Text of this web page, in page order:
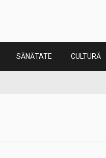
SĂNĂTATE CULTURĂ